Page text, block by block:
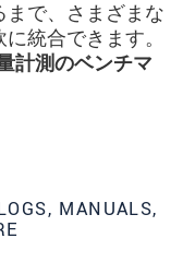
で、さまざまな
統合できます。
計測のベンチマ
MANUALS,
に扱います。
テートメント